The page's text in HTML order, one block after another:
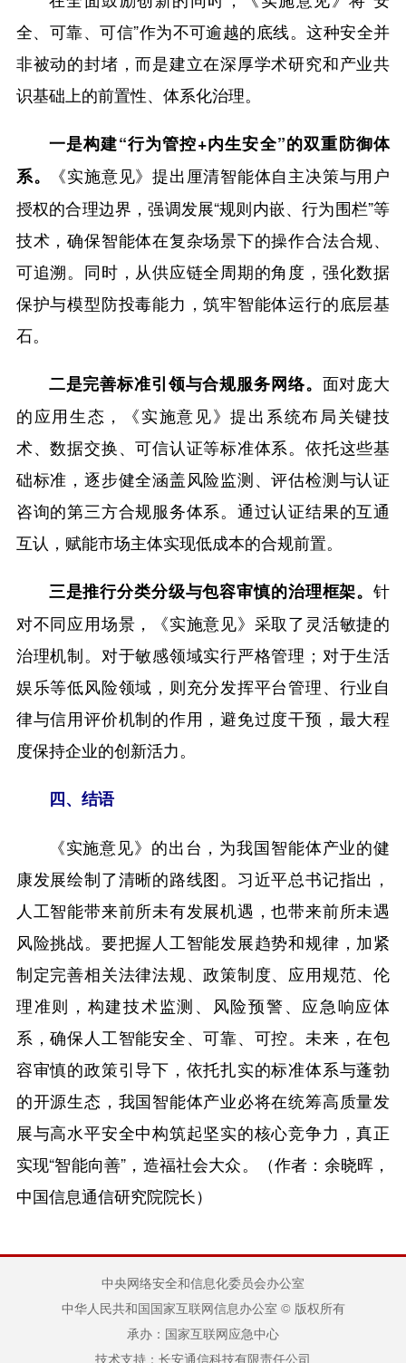
全、可靠、可信”作为不可逾越的底线。这种安全并
非被动的封堵，而是建立在深厚学术研究和产业共
识基础上的前置性、体系化治理。
一是构建“行为管控+内生安全”的双重防御体
系。
《实施意见》提出厘清智能体自主决策与用户
授权的合理边界，强调发展“规则内嵌、行为围栏”等
技术，确保智能体在复杂场景下的操作合法合规、
可追溯。同时，从供应链全周期的角度，强化数据
保护与模型防投毒能力，筑牢智能体运行的底层基
石。
二是完善标准引领与合规服务网络。 面对庞大
的应用生态，《实施意见》提出系统布局关键技
术、数据交换、可信认证等标准体系。依托这些基
础标准，逐步健全涵盖风险监测、评估检测与认证
咨询的第三方合规服务体系。通过认证结果的互通
互认，赋能市场主体实现低成本的合规前置。
三是推行分类分级与包容审慎的治理框架。针
对不同应用场景，《实施意见》采取了灵活敏捷的
治理机制。对于敏感领域实行严格管理；对于生活
娱乐等低风险领域，则充分发挥平台管理、行业自
律与信用评价机制的作用，避免过度干预，最大程
度保持企业的创新活力。
四、结语
《实施意见》的出台，为我国智能体产业的健
康发展绘制了清晰的路线图。习近平总书记指出，
人工智能带来前所未有发展机遇，也带来前所未遇
风险挑战。要把握人工智能发展趋势和规律，加紧
制定完善相关法律法规、政策制度、应用规范、伦
理准则，构建技术监测、风险预警、应急响应体
系，确保人工智能安全、可靠、可控。未来，在包
容审慎的政策引导下，依托扎实的标准体系与蓬勃
的开源生态，我国智能体产业必将在统筹高质量发
展与高水平安全中构筑起坚实的核心竞争力，真正
实现“智能向善”，造福社会大众。（作者：余晓晖，
中国信息通信研究院院长）
中央网络安全和信息化委员会办公室
中华人民共和国国家互联网信息办公室 © 版权所有
承办：国家互联网应急中心
技术支持：长安通信科技有限责任公司